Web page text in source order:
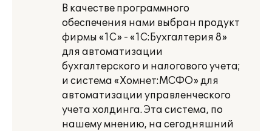
В качестве программного
обеспечения нами выбран продукт
фирмы «1С» - «1С:Бухгалтерия 8»
для автоматизации
бухгалтерского и налогового учета;
и система «Хомнет:МСФО» для
автоматизации управленческого
учета холдинга. Эта система, по
нашему мнению, на сегодняшний